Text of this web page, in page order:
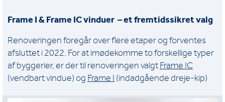
Frame I & Frame IC vinduer – et fremtidssikret valg
Renoveringen foregår over flere etaper og forventes
afsluttet i 2022. For at imødekomme to forskellige typer
af byggerier, er der til renoveringen valgt Frame IC
(vendbart vindue) og Frame I (indadgående dreje-kip)